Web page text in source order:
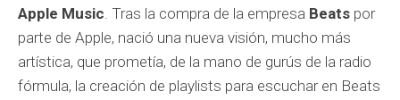
Apple Music. Tras la compra de la empresa Beats por
parte de Apple, nació una nueva visión, mucho más
artística, que prometía, de la mano de gurús de la radio
fórmula, la creación de playlists para escuchar en Beats